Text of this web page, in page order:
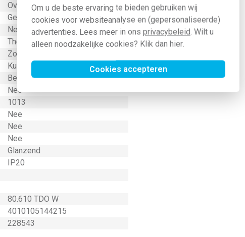
Om u de beste ervaring te bieden gebruiken wij
cookies voor websiteanalyse en (gepersonaliseerde)
advertenties. Lees meer in ons privacybeleid. Wilt u
alleen noodzakelijke cookies? Klik dan hier.
Cookies accepteren
Overig
Geen (onbehandeld)
Nee
Thermoplast
Zonder label
Kunststof
Bevestiging met schroef
Nee
1013
Nee
Nee
Nee
Glanzend
IP20
80.610 TDO W
4010105144215
228543